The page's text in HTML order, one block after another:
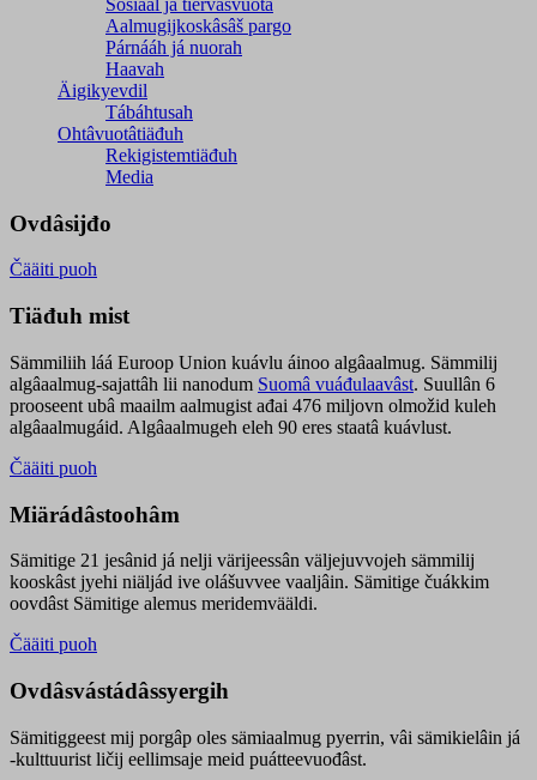
Sosiaal já tiervâsvuotâ
Aalmugijkoskâsâš pargo
Párnááh já nuorah
Haavah
Äigikyevdil
Tábáhtusah
Ohtâvuotâtiäđuh
Rekigistemtiäđuh
Media
Ovdâsijđo
Čääiti puoh
Tiäđuh mist
Sämmiliih láá Euroop Union kuávlu áinoo algâaalmug. Sämmilij
algâaalmug-sajattâh lii nanodum Suomâ vuáđulaavâst. Suullân 6
prooseent ubâ maailm aalmugist ađai 476 miljovn olmožid kuleh
algâaalmugáid. Algâaalmugeh eleh 90 eres staatâ kuávlust.
Čääiti puoh
Miärádâstoohâm
Sämitige 21 jesânid já nelji värijeessân väljejuvvojeh sämmilij
kooskâst jyehi niäljád ive olášuvvee vaaljâin. Sämitige čuákkim
oovdâst Sämitige alemus meridemvääldi.
Čääiti puoh
Ovdâsvástádâssyergih
Sämitiggeest mij porgâp oles sämiaalmug pyerrin, vâi sämikielâin já
-kulttuurist ličij eellimsaje meid puátteevuođâst.